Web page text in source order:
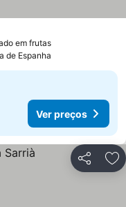
em frutas
de Espanha
Ver preços
Partilhar